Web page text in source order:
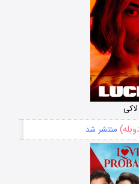
لاکی
منتشر شد